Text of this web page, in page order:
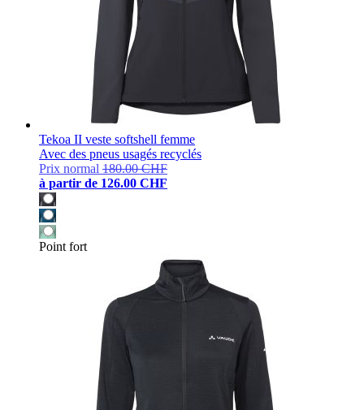
Tekoa II veste softshell femme
Avec des pneus usagés recyclés
Prix normal 180.00 CHF
à partir de 126.00 CHF
Point fort